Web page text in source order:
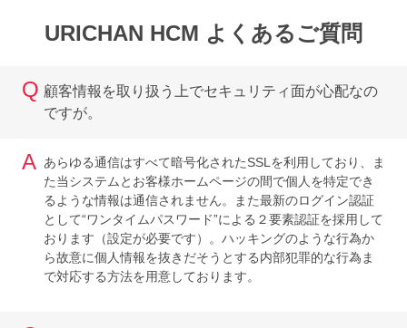
URICHAN HCM よくあるご質問
Q 顧客情報を取り扱う上でセキュリティ面が心配なの
ですが。
A あらゆる通信はすべて暗号化されたSSLを利用しており、ま
た当システムとお客様ホームページの間で個人を特定でき
るような情報は通信されません。また最新のログイン認証
として“ワンタイムパスワード”による２要素認証を採用して
おります（設定が必要です）。ハッキングのような行為か
ら故意に個人情報を抜きだそうとする内部犯罪的な行為ま
で対応する方法を用意しております。